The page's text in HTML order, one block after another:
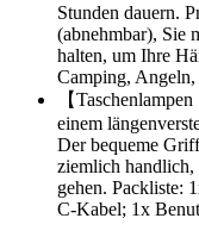
Stunden dauern.
(abnehmbar), Sie
halten, um Ihre
Camping,
【
einem
Der bequeme
ziemlich handlich,
gehen. Packliste:
C-Kabel; 1x